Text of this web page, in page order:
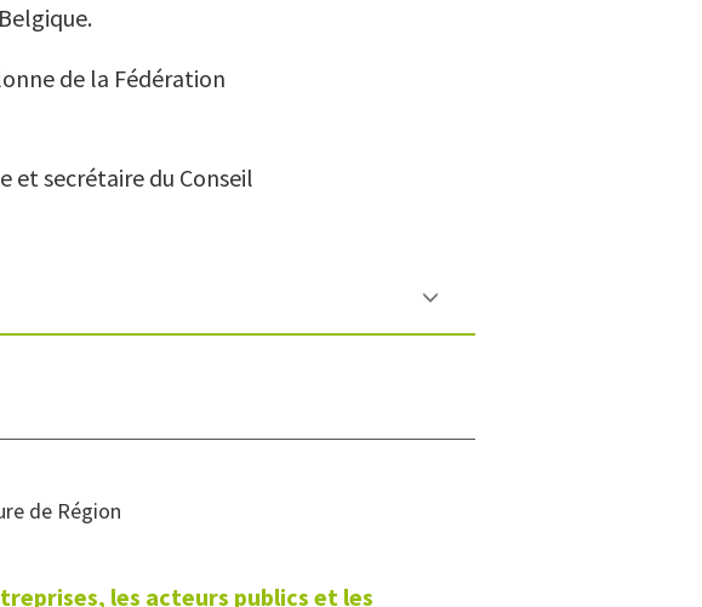
de la Fédération
et secrétaire du Conseil
de Région
les acteurs publics et les